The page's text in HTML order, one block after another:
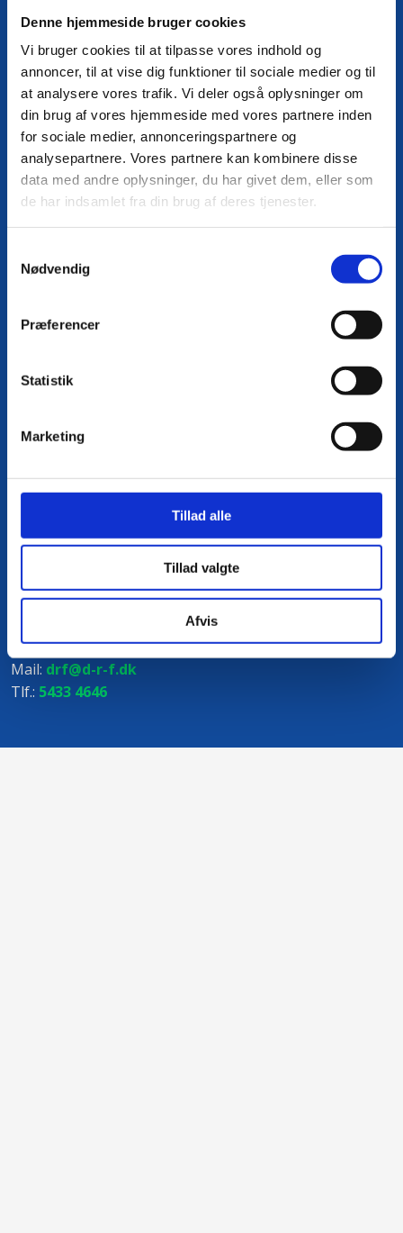
Denne hjemmeside bruger cookies
Vi bruger cookies til at tilpasse vores indhold og
annoncer, til at vise dig funktioner til sociale medier og til
at analysere vores trafik. Vi deler også oplysninger om
din brug af vores hjemmeside med vores partnere inden
for sociale medier, annonceringspartnere og
analysepartnere. Vores partnere kan kombinere disse
data med andre oplysninger, du har givet dem, eller som
de har indsamlet fra din brug af deres tjenester.
Nødvendig
Præferencer
Statistik
Marketing
Tillad alle
Tillad valgte
Afvis
Medlemsform
​Privatmedlem
Medlemspakke
1 fagblad Rent i Danmark
1 tilmelding til DRF’s
arrangementer til medlemspris
Årskontingent
Firmamedlem
5 fagblade Rent i Danmark
Fri tilmelding til DRF’s arrangementer til medlemspris
3.180,00​ kr. Excl. moms
Vi håber at ovenstående har vagt din interesse for DRF.
foreningens vedtægter
Ønsker du at blive medlem, eller blot høre nærmere, så
Mail: drf@d-r-f.dk
Tlf.: 5433 4646